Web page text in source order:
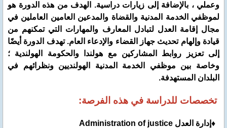
وعملي ، بالإضافة إلى زيارات دراسية. الهدف من هذه الدورة هو
لموظفي الخدمة المدنية والقضاة والمدعين العامين العاملين في
مجال إقامة العدل لتبادل المعارف والمهارات التي تمكنهم من
قيادة وإلهام تحديث جهاز القضاء والإدعاء العام. تهدف الدورة أيضًا
إلى تعزيز روابط المشاركين مع هولندا والحكومة الهولندية ؛
وخاصة بين موظفي الخدمة المدنية الهولنديين ونظرائهم في
البلدان المستهدفة.
تخصصات للدراسة في هذه الفرصة:
♦إدارة العدل Administration of justice